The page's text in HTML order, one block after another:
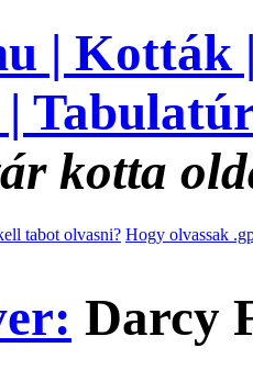
kotta
tabot olvasni? Hogy olvassak
Darcy